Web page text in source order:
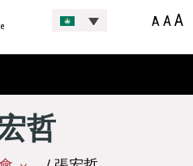
A AA
哲